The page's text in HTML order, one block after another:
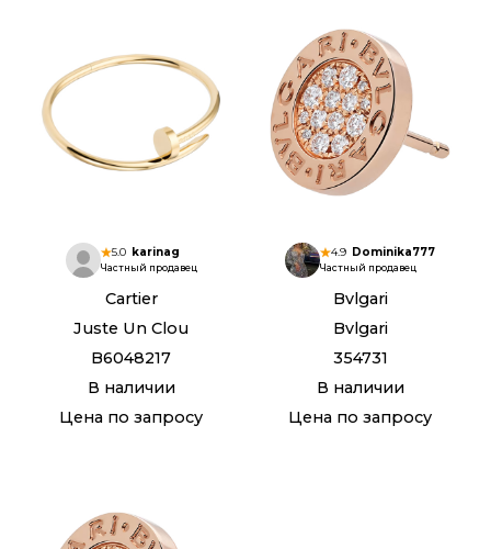
5.0 karinag
Частный продавец
Cartier
Juste Un Clou
B6048217
В наличии
Цена по запросу
4.9 Dominika777
Частный продавец
Bvlgari
Bvlgari
354731
В наличии
Цена по запросу